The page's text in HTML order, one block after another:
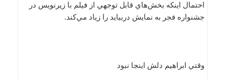
احتمال اينكه بخش‌هاي قابل توجهي از فيلم با زيرنويس در
جشنواره فجر به نمايش دربيايد را زياد مي‌كند.
وقتي ابراهيم دلش اينجا نبود